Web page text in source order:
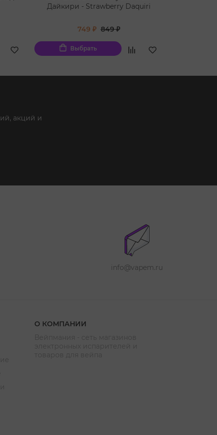
Дайкири - Strawberry Daquiri
749 ₽ 849 ₽
Выбрать
акций и
info@vapem.ru
О КОМПАНИИ